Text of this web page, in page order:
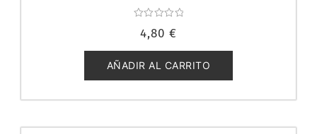
con
de
5
4,80 €
AÑADIR AL CARRITO